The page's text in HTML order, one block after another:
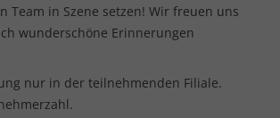
Team in Szene setzen! Wir freuen uns
wunderschöne Erinnerungen
nur in der teilnehmenden Filiale.